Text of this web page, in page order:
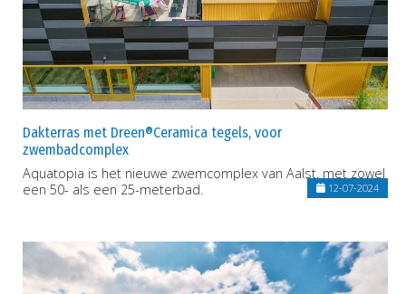
Dakterras met Dreen®Ceramica tegels, voor
zwembadcomplex
Aquatopia is het nieuwe zwemcomplex van Aalst, met zowel
een 50- als een 25-meterbad.
12-07-2024